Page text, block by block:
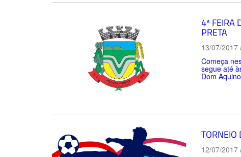
4ª FEIRA
PRETA
13/07/2017
Começa
segue até
Dom
TORNEIO
12/07/2017